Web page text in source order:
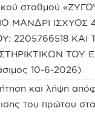
σταθμού
ΜΑΝΔΡΙ ΙΣΧΥΟΣ
2205766518
ΤΟΥ
10-6-2026)
και λήψη
του πρώτου